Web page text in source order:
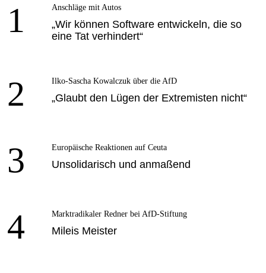
1 Anschläge mit Autos
„Wir können Software entwickeln, die so
eine Tat verhindert“
2 Ilko-Sascha Kowalczuk über die AfD
„Glaubt den Lügen der Extremisten nicht“
3 Europäische Reaktionen auf Ceuta
Unsolidarisch und anmaßend
4 Marktradikaler Redner bei AfD-Stiftung
Mileis Meister